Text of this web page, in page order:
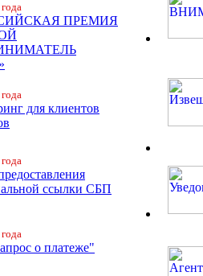
ПРЕМИЯ
для клиентов
ссылки СБП
о платеже"